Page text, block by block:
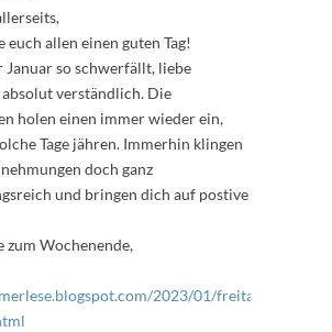
euch allen einen guten Tag!
Januar so schwerfällt, liebe
verständlich. Die
holen einen immer wieder ein,
Tage jähren. Immerhin klingen
doch ganz
und bringen dich auf postive
zum Wochenende,
2023/01/freitags-